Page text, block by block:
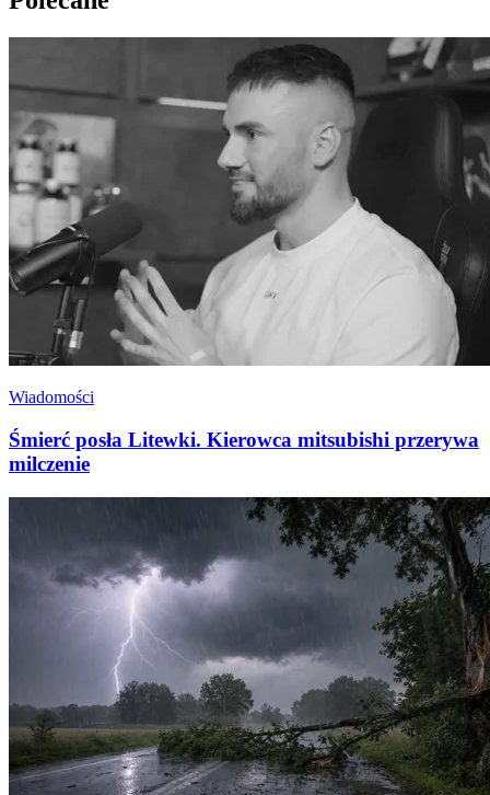
Wiadomości
Śmierć posła Litewki. Kierowca mitsubishi przerywa
milczenie